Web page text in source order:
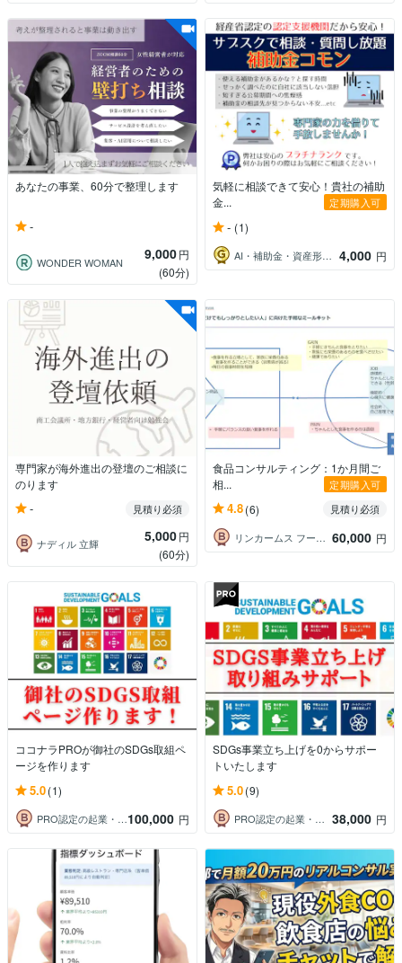
あなたの事業、60分で整理します
-
WONDER WOMAN 9,000円
(60分)
気軽に相談できて安心！貴社の補助
金...
定期購入可
- (1)
AI・補助金・資産形成専門＠認定支援機関 4,000 円
専門家が海外進出の登壇のご相談に
のります
- 見積り必須
ナディル 立輝 5,000円
(60分)
食品コンサルティング：1か月間ご
相...
定期購入可
4.8(6)
見積り必須
リンカームス フードコンサルティング
60,000 円
ココナラPROが御社のSDGs取組ペ
ージを作ります
5.0(1)
PRO認定の起業・副業コンサル｜Maki 100,000 円
SDGs事業立ち上げを0からサポー
トいたします
5.0(9)
PRO認定の起業・副業コンサル｜Maki 38,000 円